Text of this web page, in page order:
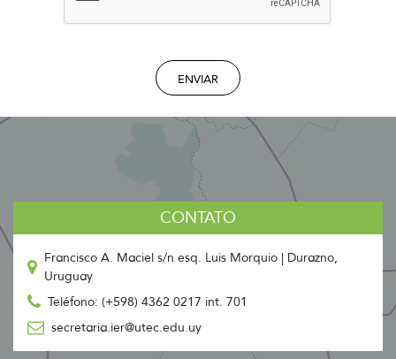
ENVIAR
CONTATO
Francisco A. Maciel s/n esq. Luis Morquio | Durazno,
Uruguay
Teléfono: (+598) 4362 0217 int. 701
secretaria.ier@utec.edu.uy